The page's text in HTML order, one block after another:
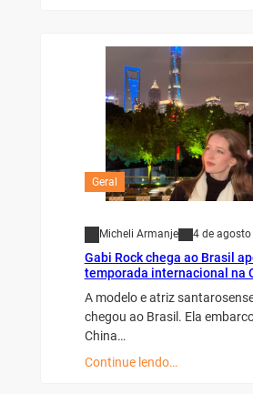
Geral
Micheli Armanje 4 de
Gabi Rock chega ao Brasil
temporada internacional na
A modelo e atriz
chegou ao Brasil. Ela
China…
Continue lendo…